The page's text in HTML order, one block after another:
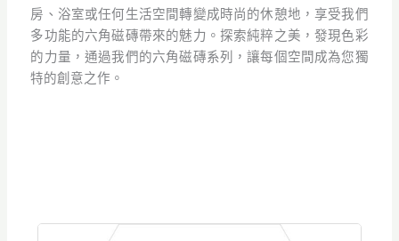
房、浴室或任何生活空間轉變成時尚的休憩地，享受我們
多功能的六角磁磚帶來的魅力。探索純粹之美，發現色彩
的力量，通過我們的六角磁磚系列，讓每個空間成為您獨
特的創意之作。